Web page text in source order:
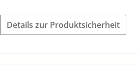
Details zur Produktsicherheit